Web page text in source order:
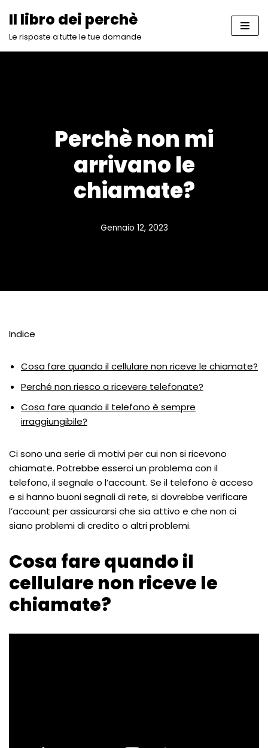
Vai
Il libro dei perchè
Le risposte a tutte le tue domande
Perchè non mi
arrivano le
chiamate?
Gennaio 12, 2023
Indice
Cosa fare quando il cellulare non riceve le chiamate?
Perché non riesco a ricevere telefonate?
Cosa fare quando il telefono è sempre
irraggiungibile?
Ci sono una serie di motivi per cui non si ricevono
chiamate. Potrebbe esserci un problema con il
telefono, il segnale o l’account. Se il telefono è acceso
e si hanno buoni segnali di rete, si dovrebbe verificare
l’account per assicurarsi che sia attivo e che non ci
siano problemi di credito o altri problemi.
Cosa fare quando il
cellulare non riceve le
chiamate?